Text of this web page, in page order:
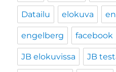
Datailu elokuva
engelberg facebook
JB elokuvissa JB